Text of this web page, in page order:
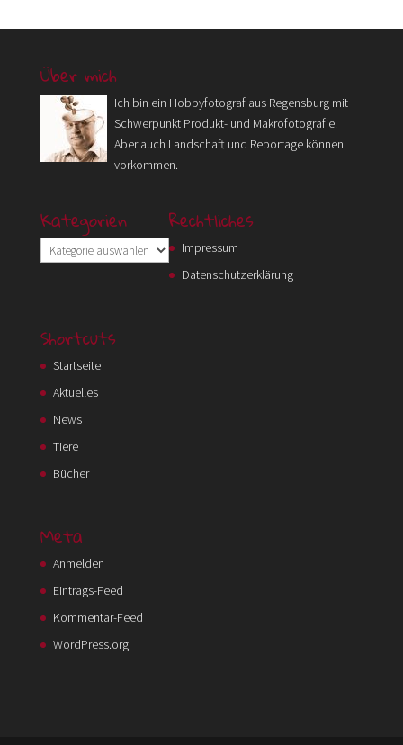
Über mich
Ich bin ein Hobbyfotograf aus Regensburg mit
Schwerpunkt Produkt- und Makrofotografie.
Aber auch Landschaft und Reportage können
vorkommen.
Kategorien
Kategorien
Rechtliches
Impressum
Datenschutzerklärung
Shortcuts
Startseite
Aktuelles
News
Tiere
Bücher
Meta
Anmelden
Eintrags-Feed
Kommentar-Feed
WordPress.org